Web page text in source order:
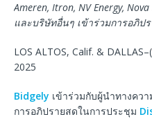
Ameren, Itron, NV Energy,
และบริษัทอื่นๆ เข้าร่วมการอภิป
LOS ALTOS, Calif. & DALLAS–(
2025
Bidgely เข้าร่วมกับผู้นำทางคว
การอภิปรายสดในการประชุม